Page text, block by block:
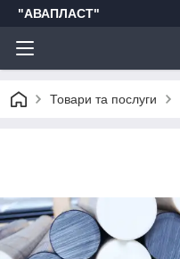
"АВАПЛАСТ"
Товари та послуги